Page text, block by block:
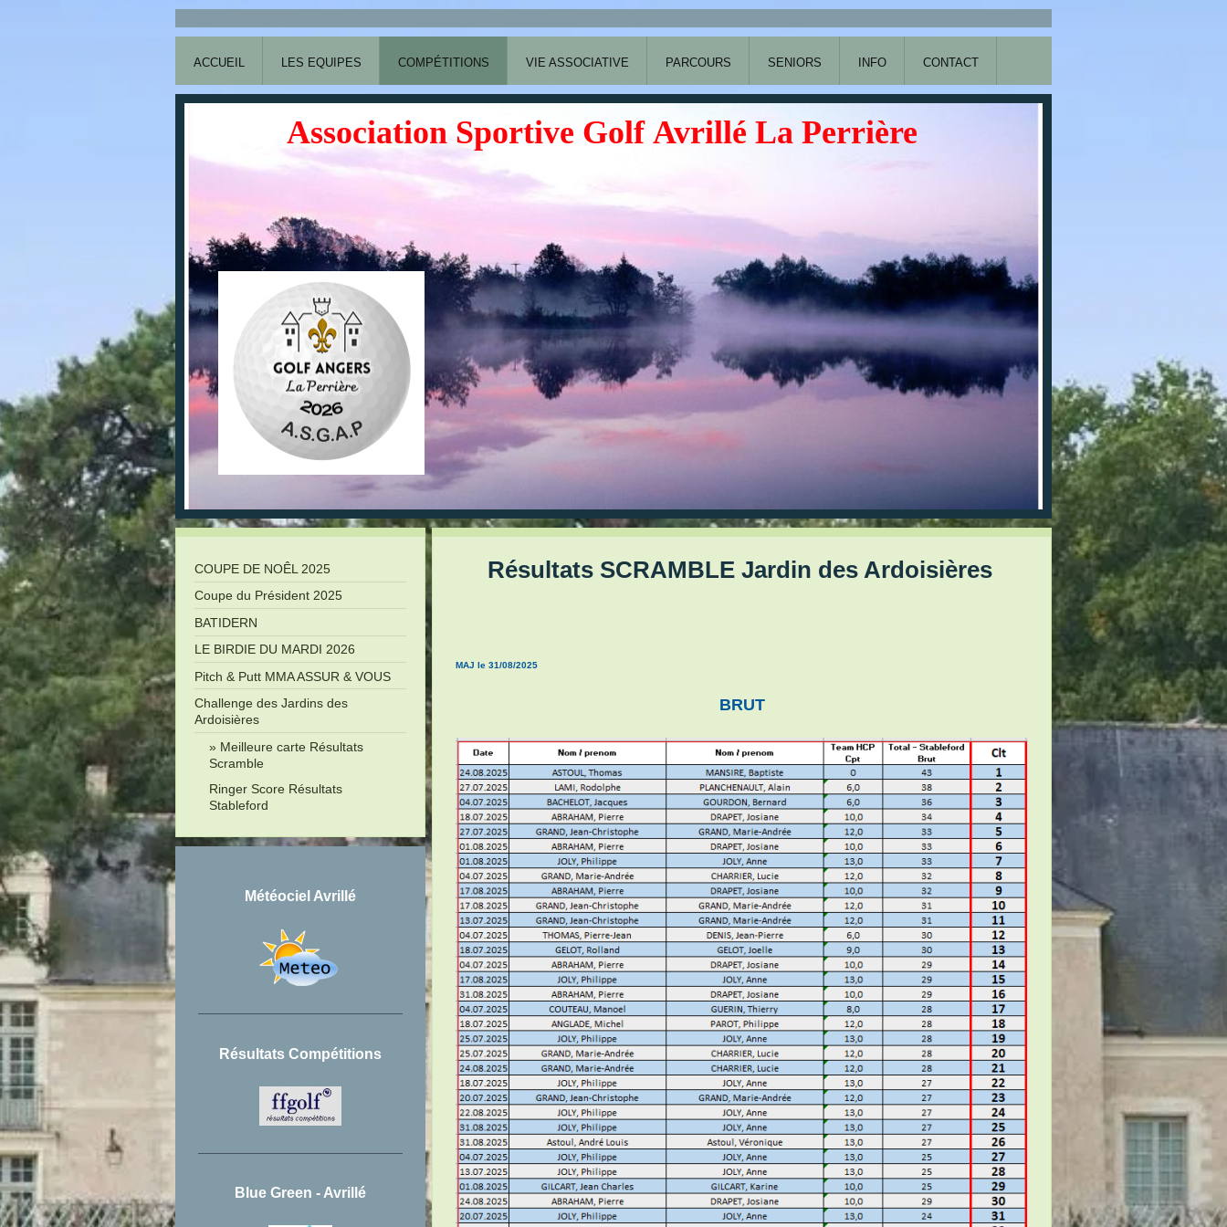
ACCUEIL LES EQUIPES COMPÉTITIONS VIE ASSOCIATIVE PARCOURS SENIORS INFO CONTACT
Association Sportive Golf Avrillé La Perrière
Résultats SCRAMBLE Jardin des Ardoisières
MAJ le 31/08/2025
BRUT
COUPE DE NOÊL 2025
Coupe du Président 2025
BATIDERN
LE BIRDIE DU MARDI 2026
Pitch & Putt MMA ASSUR & VOUS
Challenge des Jardins des
Ardoisières
Meilleure carte Résultats
Scramble
Ringer Score Résultats
Stableford
Météociel Avrillé
Résultats Compétitions
Blue Green - Avrillé